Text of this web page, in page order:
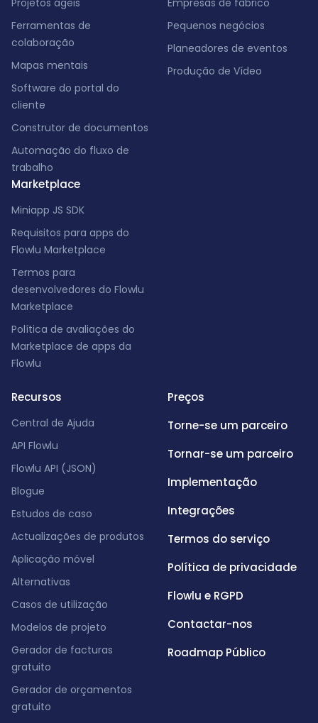
Projetos ágeis
Ferramentas de
colaboração
Mapas mentais
Software do portal do
cliente
Construtor de documentos
Automação do fluxo de
trabalho
Marketplace
Miniapp JS SDK
Requisitos para apps do
Flowlu Marketplace
Termos para
desenvolvedores do Flowlu
Marketplace
Política de avaliações do
Marketplace de apps da
Flowlu
Empresas de fabrico
Pequenos negócios
Planeadores de eventos
Produção de Vídeo
Recursos
Central de Ajuda
API Flowlu
Flowlu API (JSON)
Blogue
Estudos de caso
Actualizações de produtos
Aplicação móvel
Alternativas
Casos de utilização
Modelos de projeto
Gerador de facturas
gratuito
Gerador de orçamentos
gratuito
Preços
Torne-se um parceiro
Tornar-se um parceiro
Implementação
Integrações
Termos do serviço
Política de privacidade
Flowlu e RGPD
Contactar-nos
Roadmap Público